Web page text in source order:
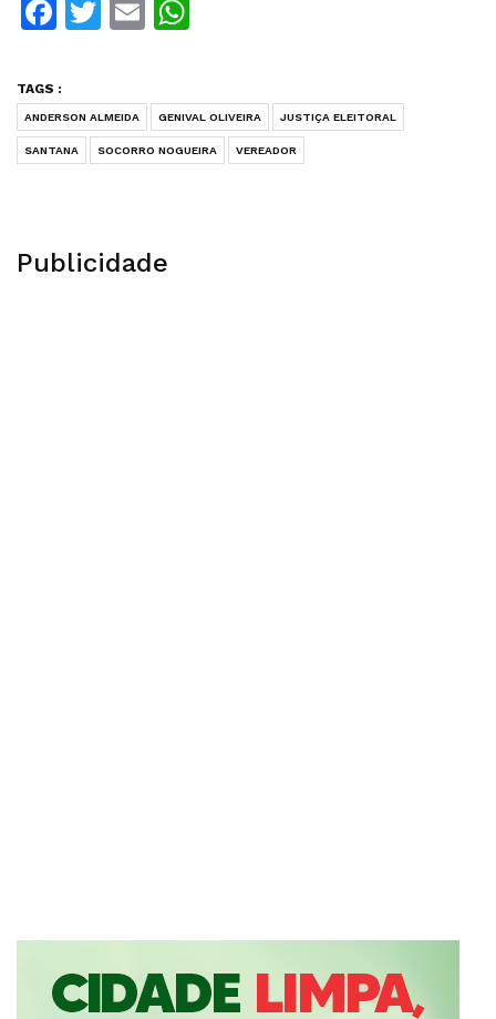
Facebook
Twitter
Email
TAGS :
ANDERSON ALMEIDA GENIVAL OLIVEIRA JUSTIÇA ELEITORAL
SANTANA SOCORRO NOGUEIRA VEREADOR
Publicidade